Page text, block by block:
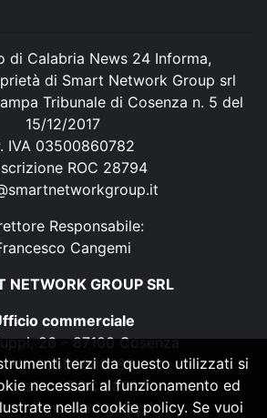
di Calabria News 24 Informa,
di Smart Network Group srl
Tribunale di Cosenza n. 5 del
15/12/2017
IVA 03500860782
ROC 28794
Responsabile:
Cangemi
NETWORK GROUP SRL
commerciale
26 – 87100 Cosenza
IVA 03500860782
ROC 28794
terzi da questo utilizzati si
necessari al funzionamento ed
nella cookie policy. Se vuoi